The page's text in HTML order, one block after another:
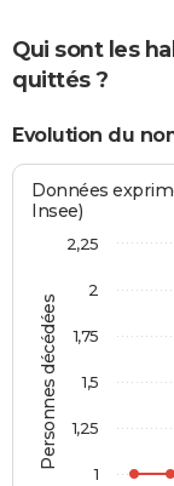
Qui sont les
quittés ?
Evolution du
Personnes décédées
Données
Insee)
1
1,25
1,5
1,75
2
2,25